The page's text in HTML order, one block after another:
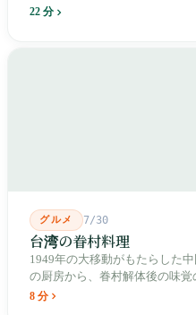
清は下樹林に大東路・大南路・
22 分
グルメ 7/30
台湾の眷村料理
1949年の大移動がもたらした
の厨房から、眷村解体後の味覚
8 分